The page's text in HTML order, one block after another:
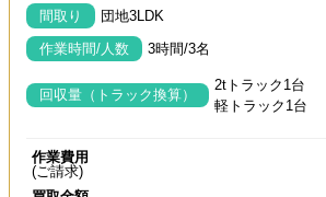
間取り
団地3LDK
作業時間/人数
3時間/3名
回収量（トラック換算）
2tトラック1台
軽トラック1台
作業費用
(ご請求)